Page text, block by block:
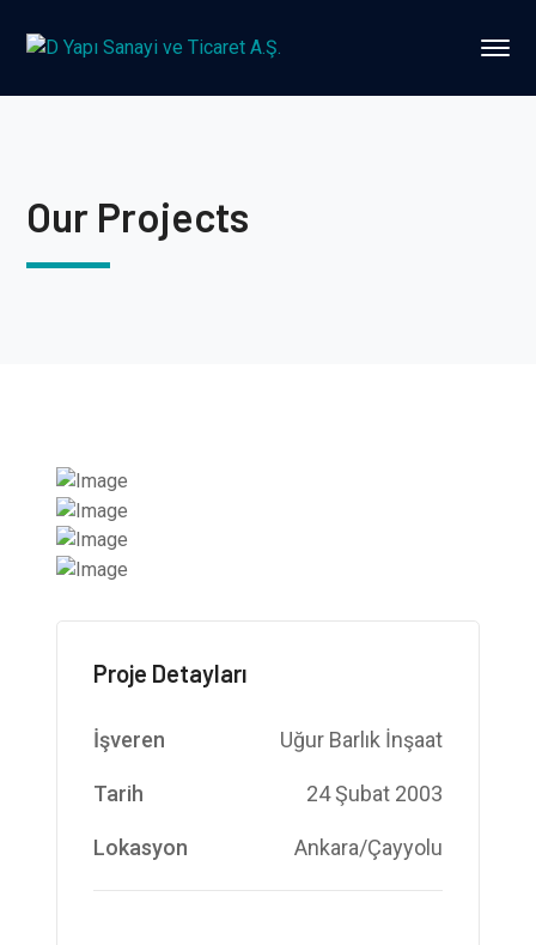
Our Projects
Proje Detayları
İşveren Uğur Barlık İnşaat
Tarih 24 Şubat 2003
Lokasyon Ankara/Çayyolu